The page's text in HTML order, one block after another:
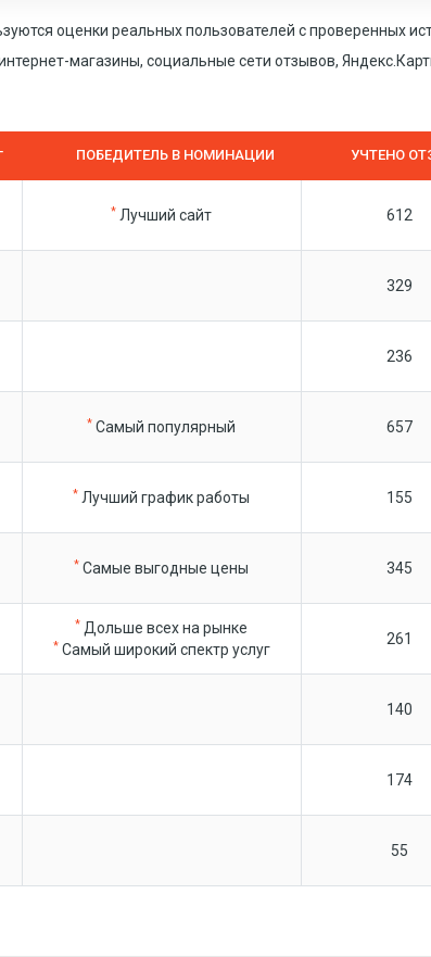
оценки реальных пользователей с проверенных
магазины, социальные сети отзывов,
ПОБЕДИТЕЛЬ В НОМИНАЦИИ УЧТЕНО
* Лучший сайт 612
329
236
* Самый популярный 657
* Лучший график работы 155
* Самые выгодные цены 345
* Дольше всех на рынке
*Самый широкий спектр услуг
261
140
174
55